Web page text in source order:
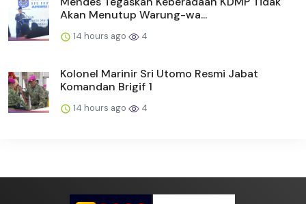
Akan Menutup Warung-wa...
14 hours ago 4
Kolonel Marinir Sri Utomo Resmi Jabat
Komandan Brigif 1
14 hours ago 4